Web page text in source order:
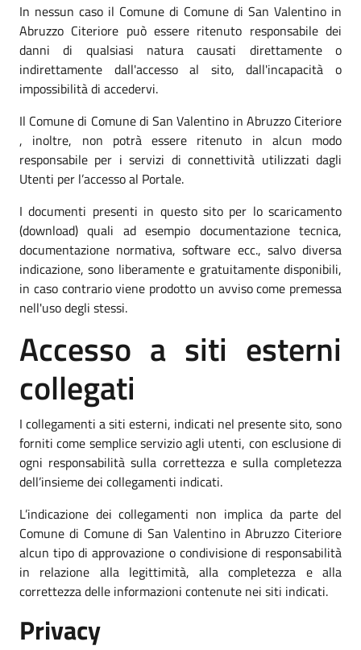
In nessun caso il Comune di Comune di San Valentino in
Abruzzo Citeriore può essere ritenuto responsabile dei
danni di qualsiasi natura causati direttamente o
indirettamente dall'accesso al sito, dall'incapacità o
impossibilità di accedervi.
Il Comune di Comune di San Valentino in Abruzzo Citeriore
, inoltre, non potrà essere ritenuto in alcun modo
responsabile per i servizi di connettività utilizzati dagli
Utenti per l’accesso al Portale.
I documenti presenti in questo sito per lo scaricamento
(download) quali ad esempio documentazione tecnica,
documentazione normativa, software ecc., salvo diversa
indicazione, sono liberamente e gratuitamente disponibili,
in caso contrario viene prodotto un avviso come premessa
nell'uso degli stessi.
Accesso a siti esterni
collegati
I collegamenti a siti esterni, indicati nel presente sito, sono
forniti come semplice servizio agli utenti, con esclusione di
ogni responsabilità sulla correttezza e sulla completezza
dell’insieme dei collegamenti indicati.
L’indicazione dei collegamenti non implica da parte del
Comune di Comune di San Valentino in Abruzzo Citeriore
alcun tipo di approvazione o condivisione di responsabilità
in relazione alla legittimità, alla completezza e alla
correttezza delle informazioni contenute nei siti indicati.
Privacy